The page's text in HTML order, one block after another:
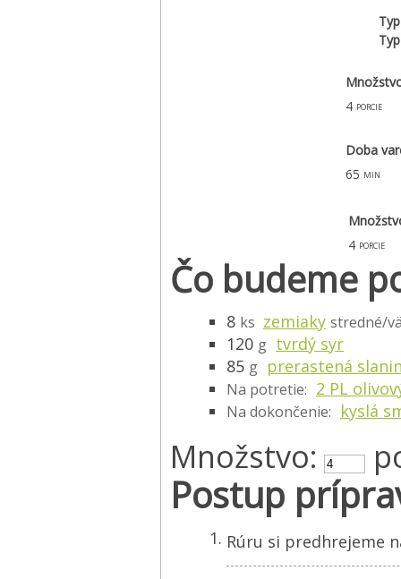
4 porcie
Doba
65 min
4 porcie
Čo budeme
8 ks zemiaky stredné/
120 g tvrdý syr
85 g prerastená
Na potretie: 2 PL
Na dokončenie: kyslá
Množstvo:
Postup
Rúru si predhrejeme